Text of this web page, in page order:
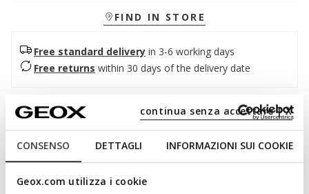
CONSENSO DETTAGLI INFORMAZIONI SUI COOKIE
Geox.com utilizza i cookie
continua senza accettare | X
FIND IN STORE
Free standard delivery in 3-6 working days
Free returns within 30 days of the delivery date
Description
Comfortable and cushioned junior slip-on sneakers with an
active design. Aril features an air force blue mesh-effect
upper, paired with a trendy thick white outsole. Soft and light,